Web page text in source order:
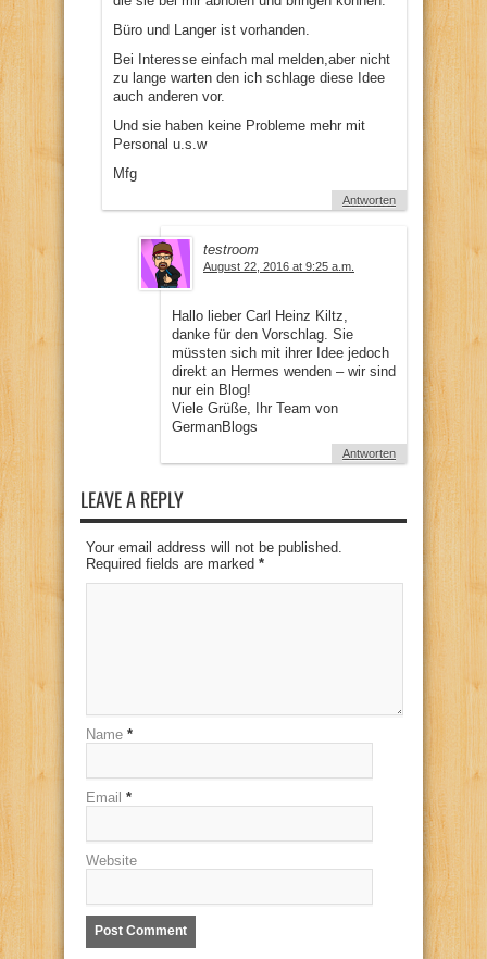
Büro und Langer ist vorhanden.
Bei Interesse einfach mal melden,aber nicht
zu lange warten den ich schlage diese Idee
auch anderen vor.
Und sie haben keine Probleme mehr mit
Personal u.s.w
Mfg
Antworten
testroom
August 22, 2016 at 9:25 a.m.
Hallo lieber Carl Heinz Kiltz,
danke für den Vorschlag. Sie
müssten sich mit ihrer Idee jedoch
direkt an Hermes wenden – wir sind
nur ein Blog!
Viele Grüße, Ihr Team von
GermanBlogs
Antworten
LEAVE A REPLY
Your email address will not be published.
Required fields are marked *
Name *
Email *
Website